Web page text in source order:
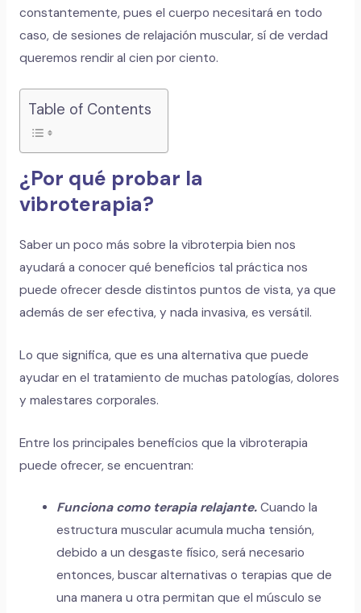
constantemente, pues el cuerpo necesitará en todo
caso, de sesiones de relajación muscular, sí de verdad
queremos rendir al cien por ciento.
Table of Contents
¿Por qué probar la
vibroterapia?
Saber un poco más sobre la vibroterpia bien nos
ayudará a conocer qué beneficios tal práctica nos
puede ofrecer desde distintos puntos de vista, ya que
además de ser efectiva, y nada invasiva, es versátil.
Lo que significa, que es una alternativa que puede
ayudar en el tratamiento de muchas patologías, dolores
y malestares corporales.
Entre los principales beneficios que la vibroterapia
puede ofrecer, se encuentran:
Funciona como terapia relajante. Cuando la
estructura muscular acumula mucha tensión,
debido a un desgaste físico, será necesario
entonces, buscar alternativas o terapias que de
una manera u otra permitan que el músculo se